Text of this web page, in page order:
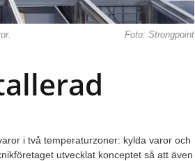
Foto: Strongpoint
i två temperaturzoner: kylda varor och
utvecklat konceptet så att även